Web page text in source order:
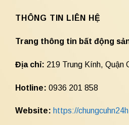
THÔNG TIN LIÊN HỆ
Trang thông tin bất động
Địa chỉ: 219 Trung Kính, Quận
Hotline: 0936 201 858
Website: https://